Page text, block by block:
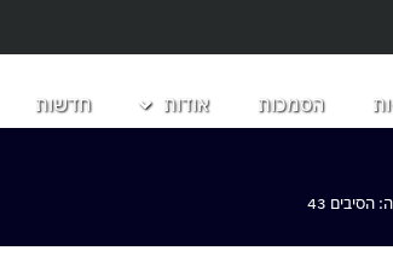
הסמכות אודות חדשות
43